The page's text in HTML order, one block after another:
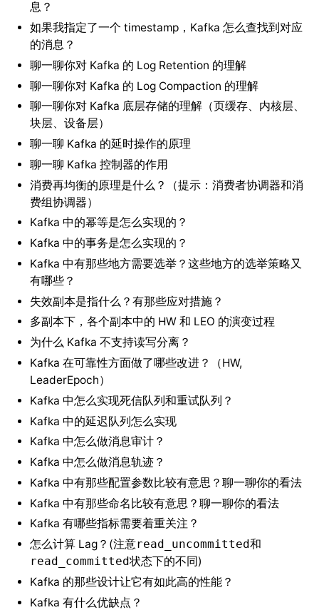
息？
如果我指定了一个 timestamp，Kafka 怎么查找到对应
的消息？
聊一聊你对 Kafka 的 Log Retention 的理解
聊一聊你对 Kafka 的 Log Compaction 的理解
聊一聊你对 Kafka 底层存储的理解（页缓存、内核层、
块层、设备层）
聊一聊 Kafka 的延时操作的原理
聊一聊 Kafka 控制器的作用
消费再均衡的原理是什么？（提示：消费者协调器和消
费组协调器）
Kafka 中的幂等是怎么实现的？
Kafka 中的事务是怎么实现的？
Kafka 中有那些地方需要选举？这些地方的选举策略又
有哪些？
失效副本是指什么？有那些应对措施？
多副本下，各个副本中的 HW 和 LEO 的演变过程
为什么 Kafka 不支持读写分离？
Kafka 在可靠性方面做了哪些改进？（HW,
LeaderEpoch）
Kafka 中怎么实现死信队列和重试队列？
Kafka 中的延迟队列怎么实现
Kafka 中怎么做消息审计？
Kafka 中怎么做消息轨迹？
Kafka 中有那些配置参数比较有意思？聊一聊你的看法
Kafka 中有那些命名比较有意思？聊一聊你的看法
Kafka 有哪些指标需要着重关注？
怎么计算 Lag？(注意read_uncommitted和
read_committed状态下的不同)
Kafka 的那些设计让它有如此高的性能？
Kafka 有什么优缺点？